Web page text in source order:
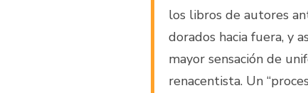
los libros de autores
dorados hacia fuera, y
mayor sensación de
renacentista. Un